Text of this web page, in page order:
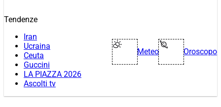
Tendenze
Iran
Ucraina
Ceuta
Guccini
LA PIAZZA 2026
Ascolti tv
Meteo Oroscopo